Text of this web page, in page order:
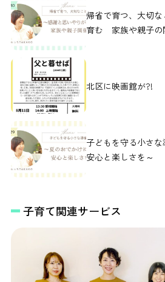
帰省で育つ、大切
育む 家族や親子の
北区に映画館が?!
子どもを守る小さ
安心と楽しさを～
子育て関連サービス